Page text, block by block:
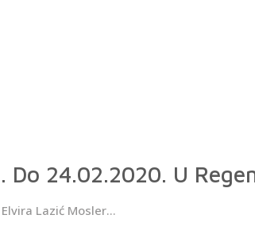
Do 24.02.2020. U
Lazić Mosler...